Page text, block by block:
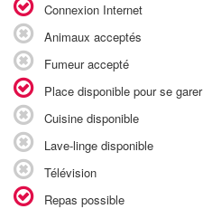
Connexion Internet
Animaux acceptés
Fumeur accepté
Place disponible pour se garer
Cuisine disponible
Lave-linge disponible
Télévision
Repas possible